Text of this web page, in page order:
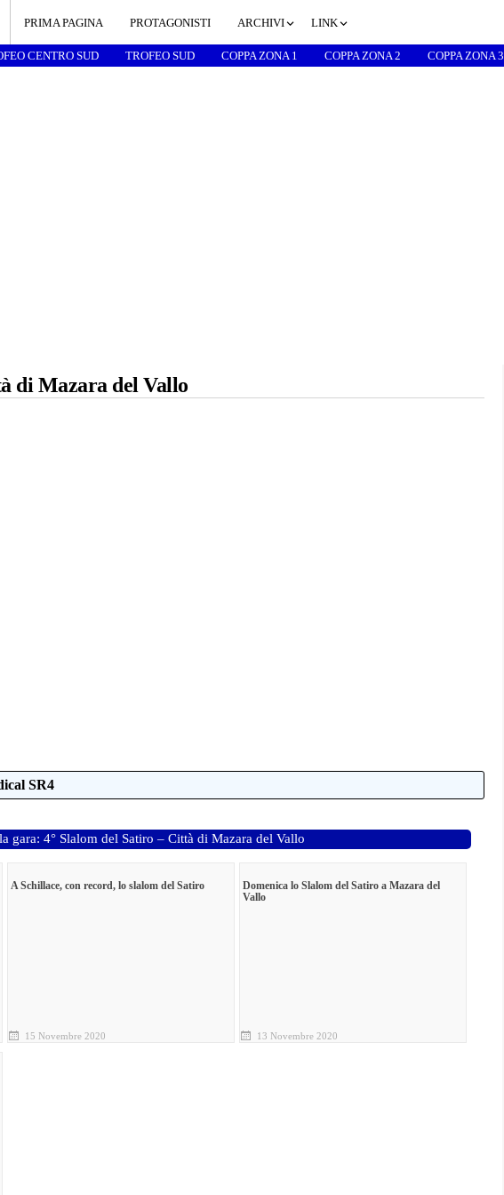
PRIMA PAGINA PROTAGONISTI ARCHIVI LINK
CENTRO SUD TROFEO SUD COPPA ZONA 1 COPPA ZONA 2 COPPA ZONA 3
di Mazara del Vallo
SR4
gara: 4° Slalom del Satiro – Città di Mazara del Vallo
A Schillace, con record, lo slalom del Satiro
15 Novembre 2020
Domenica lo Slalom del Satiro a Mazara del
Vallo
13 Novembre 2020